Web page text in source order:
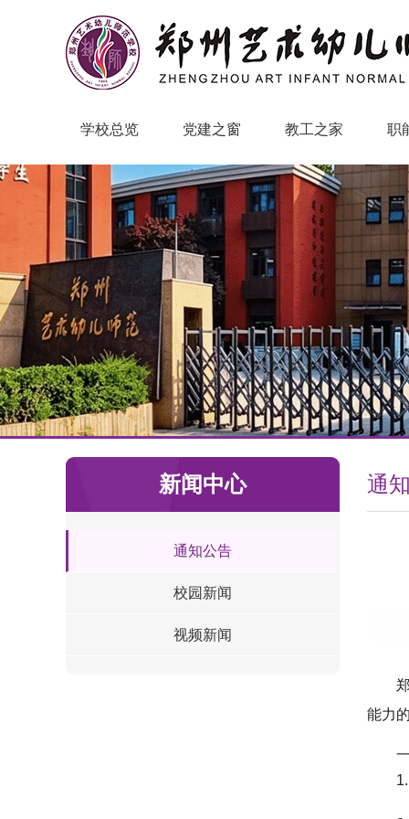
学校总览 党建之窗 教工之家 职
新闻中心
通知公告
校园新闻
视频新闻
通
能力